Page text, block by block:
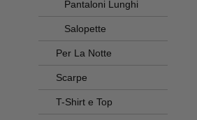
Pantaloni Lunghi
Salopette
Per La Notte
Scarpe
T-Shirt e Top